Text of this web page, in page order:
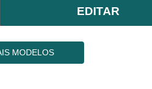
EDITAR
MODELOS